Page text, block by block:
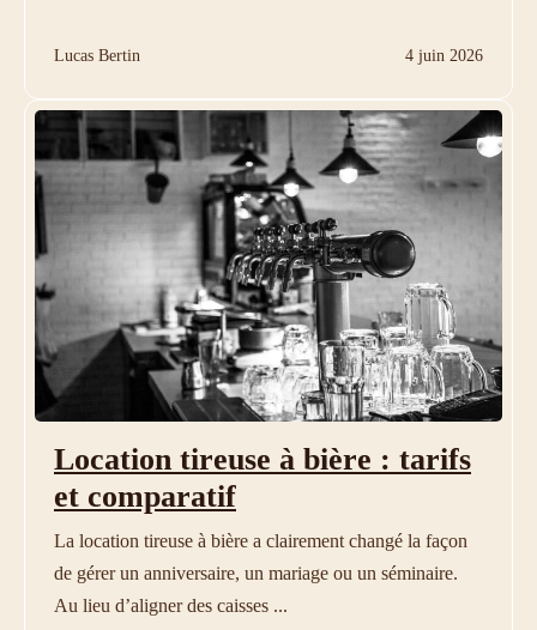
Lucas Bertin 4 juin 2026
Location tireuse à bière : tarifs
et comparatif
La location tireuse à bière a clairement changé la façon
de gérer un anniversaire, un mariage ou un séminaire.
Au lieu d’aligner des caisses ...